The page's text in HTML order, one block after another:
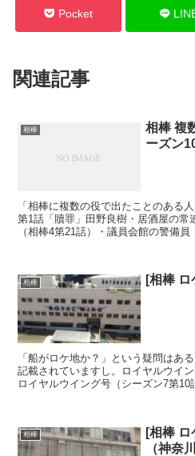
Pocket
関連記事
相棒
相棒 複
ーズン
「相棒に複数の役で出たことのある
第1話「贖罪」田野良樹・居酒屋の常
（相棒4第21話）・議員会館の警備
相棒 [相棒
「船がロケ地か？」という疑問はあ
記載されていますし。ロイヤルウイ
ロイヤルウイング号（シーズン7第
は殺人招待状！狙われた法務大臣・
相棒
[相棒
（神奈